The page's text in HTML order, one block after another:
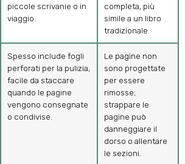
piccole scrivanie o in
viaggio.
completa, più
simile a un libro
tradizionale.
Spesso include fogli
perforati per la pulizia,
facile da staccare
quando le pagine
vengono consegnate
o condivise.
Le pagine non
sono progettate
per essere
rimosse;
strappare le
pagine può
danneggiare il
dorso o allentare
le sezioni.